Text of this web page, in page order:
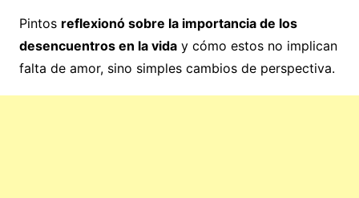
Pintos reflexionó sobre la importancia de los
desencuentros en la viday cómo estos no implican
falta de amor, sino simples cambios de perspectiva.